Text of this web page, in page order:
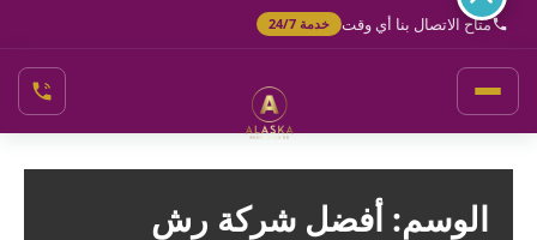
تخطي
المحتوى
متاح الاتصال بنا أي وقت خدمة 24/7
الوسم: أفضل شركة رش